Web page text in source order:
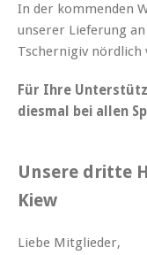
In der kommenden
unserer Lieferung
Tschernigiv nördlich
Für Ihre
diesmal bei allen
Unsere dritte
Kiew
Liebe Mitglieder,